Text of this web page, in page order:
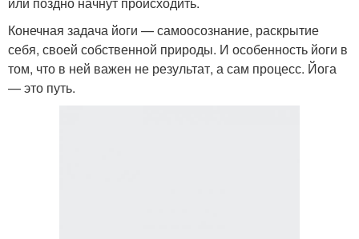
Конечная задача йоги — самоосознание, раскрытие
себя, своей собственной природы. И особенность йоги в
том, что в ней важен не результат, а сам процесс. Йога
— это путь.